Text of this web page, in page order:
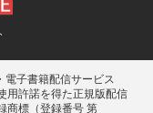
電子書籍配信サービス
用許諾を得た正規版配信
商標（登録番号 第